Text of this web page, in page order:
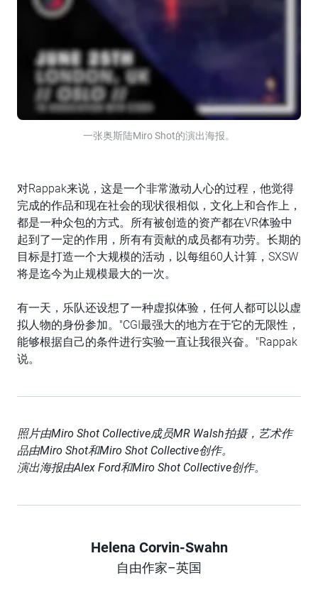
一张奥斯陆Miro Shot的演出海报。
对Rappak来说，这是一个非常激动人心的过程，他觉得
完成的作品和现在社会的现状很相似，文化上和合作上，
都是一种众包的方式。所有被创造的资产都在VR体验中
起到了一定的作用，所有有贡献的成员都有功劳。长期的
目标是打造一个大规模的活动，以每组60人计算，SXSW
将是迄今为止规模最大的一次。
有一天，乐队还设想了一种虚拟体验，任何人都可以以虚
拟人物的身份参加。"CGI最强大的地方在于它的无限性，
能够根据自己的条件进行实验一直让我很兴奋。"Rappak
说。
照片由Miro Shot Collective成员MR Walsh拍摄， 艺术作
品由Miro Shot和Miro Shot Collective创作。
演出海报由Alex Ford和Miro Shot Collective创作。
Author
Helena Corvin-Swahn
自由作家–英国